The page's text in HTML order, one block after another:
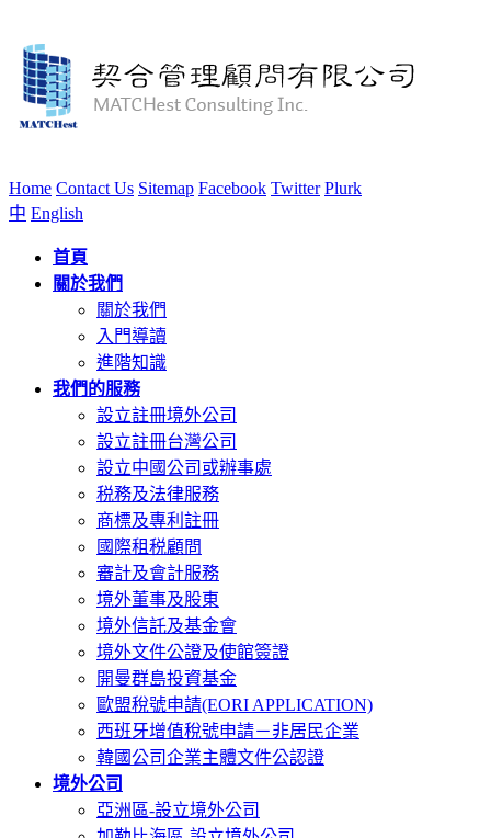
Home Contact Us Sitemap Facebook Twitter Plurk
中 English
首頁
關於我們
關於我們
入門導讀
進階知識
我們的服務
設立註冊境外公司
設立註冊台灣公司
設立中國公司或辦事處
税務及法律服務
商標及專利註冊
國際租税顧問
審計及會計服務
境外董事及股東
境外信託及基金會
境外文件公證及使館簽證
開曼群島投資基金
歐盟稅號申請(EORI APPLICATION)
西班牙增值稅號申請－非居民企業
韓國公司企業主體文件公認證
境外公司
亞洲區-設立境外公司